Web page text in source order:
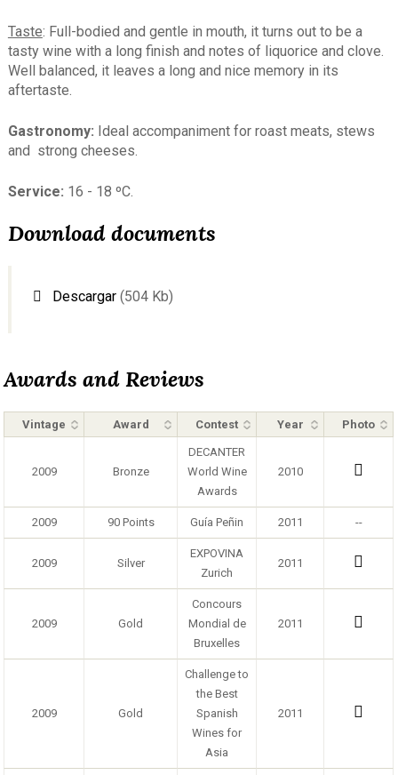
Taste: Full-bodied and gentle in mouth, it turns out to be a
tasty wine with a long finish and notes of liquorice and clove.
Well balanced, it leaves a long and nice memory in its
aftertaste.
Gastronomy: Ideal accompaniment for roast meats, stews
and strong cheeses.
Service: 16 - 18 ºC.
Download documents
Descargar (504 Kb)
Awards and Reviews
Vintage Award Contest Year Photo
2009 Bronze
DECANTER
World Wine
Awards
2010
2009 90 Points Guía Peñin 2011 --
2009 Silver
EXPOVINA
Zurich
2011
2009 Gold
Concours
Mondial de
Bruxelles
2011
2009 Gold
Challenge to
the Best
Spanish
Wines for
Asia
2011